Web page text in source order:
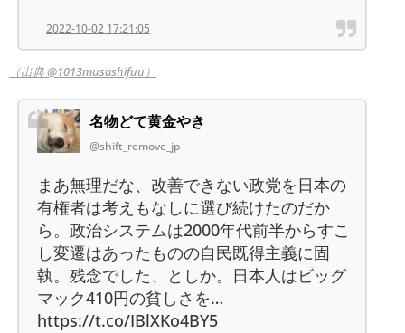
2022-10-02 17:21:05
（出典 @1013musashifuu）
名物どて黄金やき
@shift_remove_jp
まあ無理だな、改善できない政党を日本の
有権者は考えもなしに選び続けたのだか
ら。政治システムは2000年代前半からすこ
し変遷はあったものの自民既得主義に固
執。残念でした、としか。日本人はビッグ
マック410円の貧しさを…
https://t.co/IBlXKo4BY5